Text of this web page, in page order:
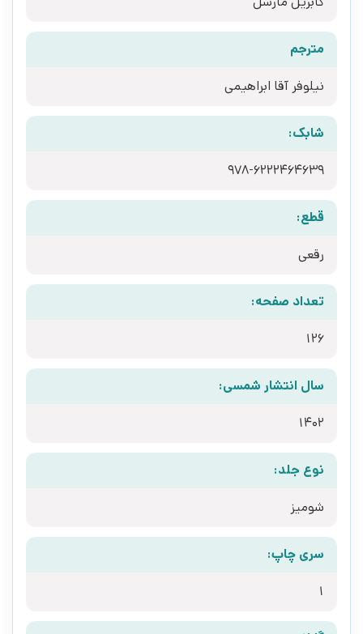
مترجم
نیلوفر آقا ابراهیمی
شابک:
978-6222464639
قطع:
رقعی
تعداد صفحه:
126
سال انتشار شمسی:
1402
نوع جلد:
شومیز
سری چاپ:
1